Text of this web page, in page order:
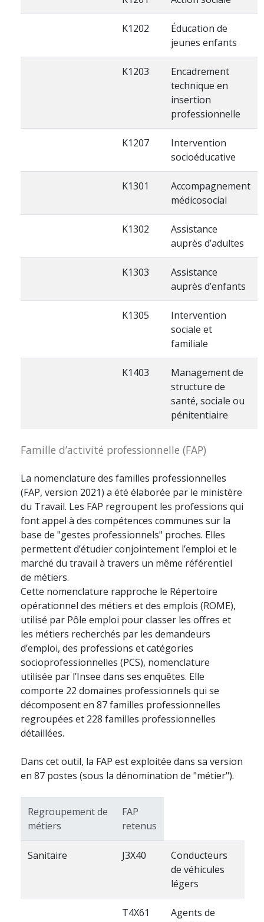
K1202
Éducation de
jeunes enfants
K1203
Encadrement
technique en
insertion
professionnelle
K1207
Intervention
socioéducative
K1301
Accompagnement
médicosocial
K1302
Assistance
auprès d’adultes
K1303
Assistance
auprès d’enfants
K1305
Intervention
sociale et
familiale
K1403
Management de
structure de
santé, sociale ou
pénitentiaire
Famille d’activité professionnelle (FAP)
La nomenclature des familles professionnelles
(FAP, version 2021) a été élaborée par le ministère
du Travail. Les FAP regroupent les professions qui
font appel à des compétences communes sur la
base de "gestes professionnels" proches. Elles
permettent d’étudier conjointement l’emploi et le
marché du travail à travers un même référentiel
de métiers.
Cette nomenclature rapproche le Répertoire
opérationnel des métiers et des emplois (ROME),
utilisé par Pôle emploi pour classer les offres et
les métiers recherchés par les demandeurs
d’emploi, des professions et catégories
socioprofessionnelles (PCS), nomenclature
utilisée par l’Insee dans ses enquêtes. Elle
comporte 22 domaines professionnels qui se
décomposent en 87 familles professionnelles
regroupées et 228 familles professionnelles
détaillées.
Dans cet outil, la FAP est exploitée dans sa version
en 87 postes (sous la dénomination de "métier").
Regroupement de
métiers
FAP
retenus
Sanitaire J3X40
Conducteurs
de véhicules
légers
T4X61
Agents de